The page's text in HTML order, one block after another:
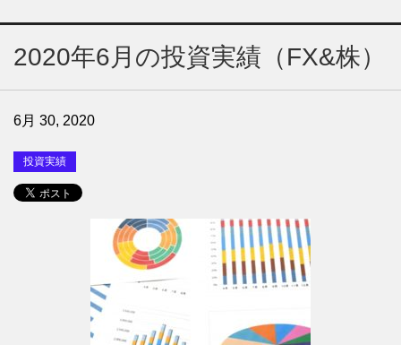
2020年6月の投資実績（FX&株）
6月 30, 2020
投資実績